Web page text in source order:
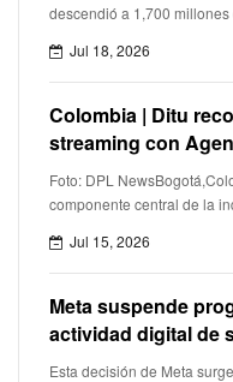
descendió a 1,700
Jul 18, 2026
Colombia | Ditu
streaming con
Foto: DPL
componente central de la
Jul 15, 2026
Meta suspende
actividad digital de
Esta decisión de Meta